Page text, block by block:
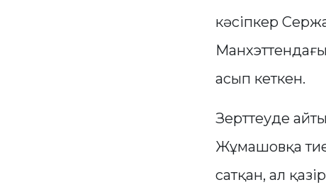
кәсіпкер
асып кеткен.
Зерттеуде
Жұмашовқа
сатқан, ал